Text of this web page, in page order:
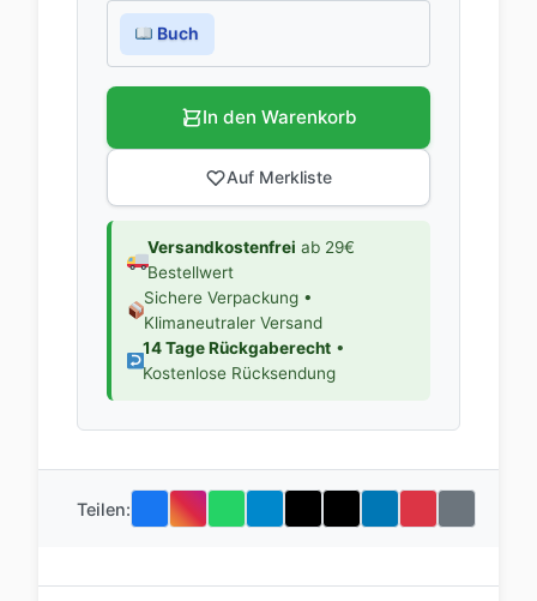
Buch
In den Warenkorb
Auf Merkliste
Versandkostenfrei ab 29€
Bestellwert
Sichere Verpackung •
Klimaneutraler Versand
14 Tage Rückgaberecht•
Kostenlose Rücksendung
Teilen: